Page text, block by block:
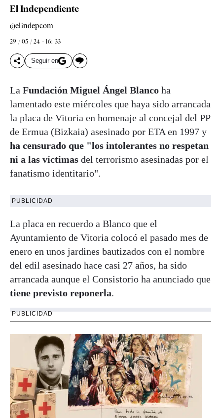
El Independiente
@elindepcom
29 / 05 / 24 - 16: 33
Seguir en
La Fundación Miguel Ángel Blanco ha
lamentado este miércoles que haya sido arrancada
la placa de Vitoria en homenaje al concejal del PP
de Ermua (Bizkaia) asesinado por ETA en 1997 y
ha censurado que "los intolerantes no respetan
ni a las víctimas del terrorismo asesinadas por el
fanatismo identitario".
PUBLICIDAD
La placa en recuerdo a Blanco que el
Ayuntamiento de Vitoria colocó el pasado mes de
enero en unos jardines bautizados con el nombre
del edil asesinado hace casi 27 años, ha sido
arrancada aunque el Consistorio ha anunciado que
tiene previsto reponerla.
PUBLICIDAD